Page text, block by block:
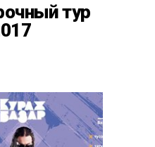
тур